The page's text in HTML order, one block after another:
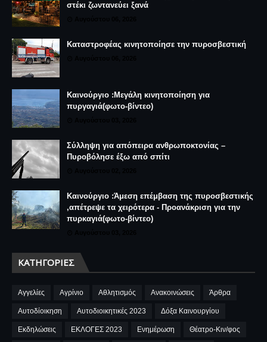
στέκι ζωντανεύει ξανά
Καταστροφέας κινητοποίησε την πυροσβεστική
Καινούργιο :Μεγάλη κινητοποίηση για
πυργαγιά(φωτο-βίντεο)
Σύλληψη για απόπειρα ανθρωποκτονίας –
Πυροβόλησε έξω από σπίτι
Καινούργιο :Άμεση επέμβαση της πυροσβεστικής
,απέτρεψε τα χειρότερα - Προανάκριση για την
πυρκαγιά(φωτο-βίντεο)
ΚΑΤΗΓΟΡΊΕΣ
Αγγελίες Αγρίνιο Αθλητισμός Ανακοινώσεις Άρθρα
Αυτοδίοικηση Αυτοδιοικητικές 2023 Δόξα Καινουργίου
Εκδηλώσεις ΕΚΛΟΓΕΣ 2023 Ενημέρωση Θέατρο-Κιν/φος